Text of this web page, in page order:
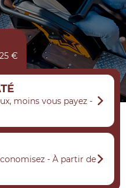
€
moins vous payez -
- À partir de